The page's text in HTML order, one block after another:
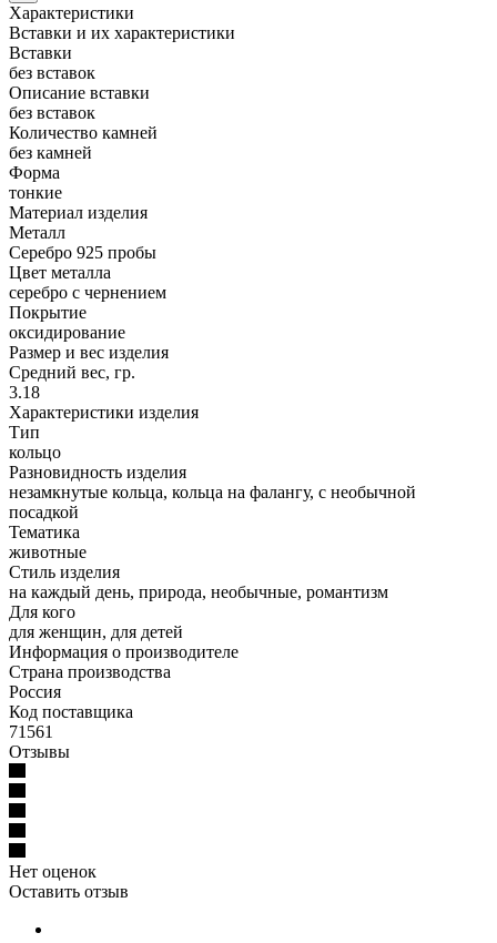
Характеристики
Вставки и их характеристики
Вставки
без вставок
Описание вставки
без вставок
Количество камней
без камней
Форма
тонкие
Материал изделия
Металл
Серебро 925 пробы
Цвет металла
серебро с чернением
Покрытие
оксидирование
Размер и вес изделия
Средний вес, гр.
3.18
Характеристики изделия
Тип
кольцо
Разновидность изделия
незамкнутые кольца, кольца на фалангу, с необычной
посадкой
Тематика
животные
Стиль изделия
на каждый день, природа, необычные, романтизм
Для кого
для женщин, для детей
Информация о производителе
Страна производства
Россия
Код поставщика
71561
Отзывы
Нет оценок
Оставить отзыв